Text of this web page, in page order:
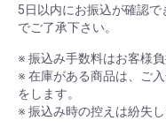
5日以内にお振込が確認
でご了承下さい。
※ 振込み手数料はお客様
※ 在庫がある商品は、ご
をします。
※ 振込み時の控えは紛失